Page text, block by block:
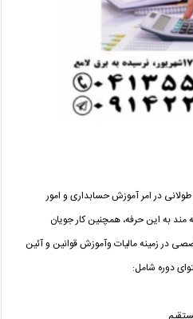
در امر آموزش حسابداری و امور
مند به این حرفه، همچنین کار جویان
در زمینه مالیات وآموزش قوانین و آئین
دوره شامل: